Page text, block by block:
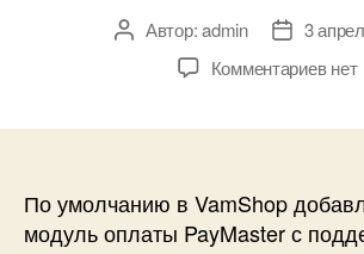
АвторАвтор:admin
Дата
3
Комментариевк
—
нет
По умолчанию в VamShop
модуль оплаты PayMaster с